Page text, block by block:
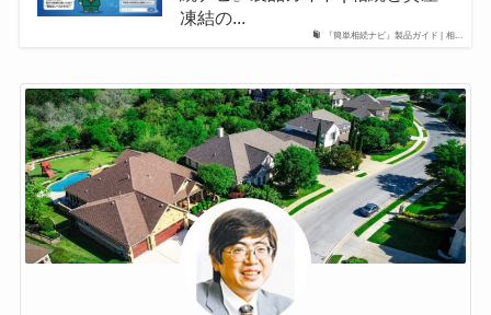
『簡単相続ナビ』製品ガイド | 相...
凍結の...